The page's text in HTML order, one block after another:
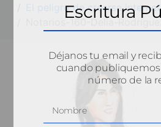
El peligro de creerse
Notarios-160-Delia-
Escritura
Déjanos tu email y
cuando
número de la